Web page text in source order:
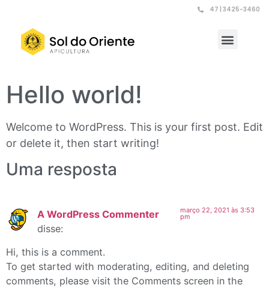
47 | 3425-3460
Hello world!
Welcome to WordPress. This is your first post. Edit
or delete it, then start writing!
Uma resposta
A WordPress Commenter
disse:
março 22, 2021 às 3:53
pm
Hi, this is a comment.
To get started with moderating, editing, and deleting
comments, please visit the Comments screen in the